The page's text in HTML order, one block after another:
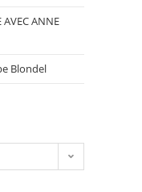
AVEC ANNE
Blondel